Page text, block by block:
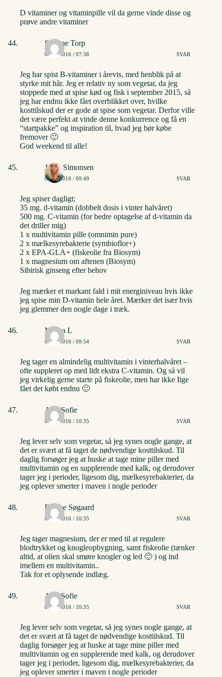
D vitaminer og vitaminpille vil da gerne vinde disse og
prøve andre vitaminer
Simone Torp
03/06/2016 / 07:38 SVAR
Jeg har spist B-vitaminer i årevis, med henblik på at
styrke mit hår. Jeg er relativ ny som vegetar, da jeg
stoppede med at spise kød og fisk i september 2015, så
jeg har endnu ikke fået overblikket over, hvilke
kosttilskud der er gode at spise som vegetar. Derfor ville
det være perfekt at vinde denne konkurrence og få en
“startpakke” og inspiration til, hvad jeg bør købe
fremover 🙂
God weekend til alle!
Janni Simonsen
03/06/2016 / 09:49 SVAR
Jeg spiser dagligt;
35 mg. d-vitamin (dobbelt dosis i vinter halvåret)
500 mg. C-vitamin (for bedre optagelse af d-vitamin da
det driller mig)
1 x multivitamin pille (omnimin pure)
2 x mælkesyrebakterie (symbioflor+)
2 x EPA-GLA+ (fiskeolie fra Biosym)
1 x magnesium om aftenen (Biosym)
Sibirisk ginseng efter behov
Jeg mærker et markant fald i mit energiniveau hvis ikke
jeg spise min D-vitamin hele året. Mærker det især hvis
jeg glemmer den nogle dage i træk.
Nanna L
03/06/2016 / 09:54 SVAR
Jeg tager en almindelig multivitamin i vinterhalvåret –
ofte suppleret op med lidt ekstra C-vitamin. Og så vil
jeg virkelig gerne starte på fiskeolie, men har ikke Iige
fået det købt endnu 🙂
Ann-Sofie
03/06/2016 / 10:35 SVAR
Jeg lever selv som vegetar, så jeg synes nogle gange, at
det er svært at få taget de nødvendige kosttilskud. Til
daglig forsøger jeg at huske at tage mine piller med
multivitamin og en supplerende med kalk, og derudover
tager jeg i perioder, ligesom dig, mælkesyrebakterier, da
jeg oplever smerter i maven i nogle perioder
Dorthe Søgaard
03/06/2016 / 10:35 SVAR
Jeg tager magnesium, der er med til at regulere
blodtrykket og knogleopbygning, samt fiskeolie (tænker
altid, at olien skal smøre knogler og led 🙂 ) og ind
imellem en multivitamin..
Tak for et oplysende indlæg.
Ann-Sofie
03/06/2016 / 10:35 SVAR
Jeg lever selv som vegetar, så jeg synes nogle gange, at
det er svært at få taget de nødvendige kosttilskud. Til
daglig forsøger jeg at huske at tage mine piller med
multivitamin og en supplerende med kalk, og derudover
tager jeg i perioder, ligesom dig, mælkesyrebakterier, da
jeg oplever smerter i maven i nogle perioder